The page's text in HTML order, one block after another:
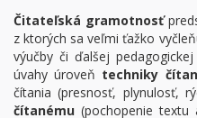
Čitateľská gramotnosť
z ktorých sa veľmi ťažko
výučby či ďalšej
úvahy úroveň techniky
čítania (presnosť, plynulosť,
čítanému (pochopenie textu